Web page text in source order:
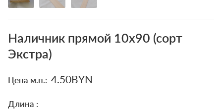
Наличник прямой 10х90 (сорт
Экстра)
Цена м.п.: 4.50BYN
Длина :